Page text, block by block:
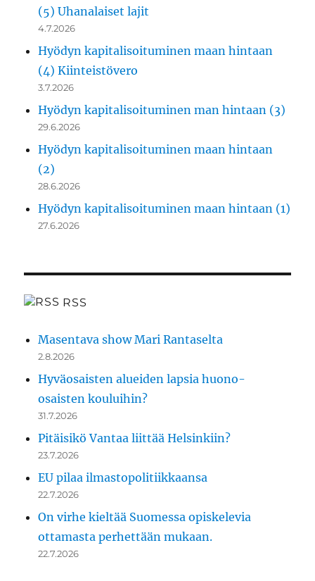
(5) Uhanalaiset lajit
4.7.2026
Hyödyn kapitalisoituminen maan hintaan
(4) Kiinteistövero
3.7.2026
Hyödyn kapitalisoituminen man hintaan (3)
29.6.2026
Hyödyn kapitalisoituminen maan hintaan
(2)
28.6.2026
Hyödyn kapitalisoituminen maan hintaan (1)
27.6.2026
RSS
Masentava show Mari Rantaselta
2.8.2026
Hyväosaisten alueiden lapsia huono-
osaisten kouluihin?
31.7.2026
Pitäisikö Vantaa liittää Helsinkiin?
23.7.2026
EU pilaa ilmastopolitiikkaansa
22.7.2026
On virhe kieltää Suomessa opiskelevia
ottamasta perhettään mukaan.
22.7.2026